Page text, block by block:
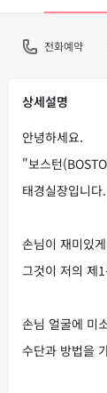
전화예약
상세설명
안녕하세요.
"보스턴
태경실장입니다.
손님이 재미있
그것이 저의 제
손님 얼굴에 미
수단과 방법을